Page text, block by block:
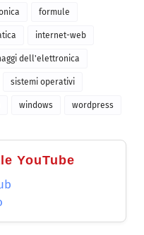
formule
internet-web
dell'elettronica
sistemi operativi
windows wordpress
YouTube